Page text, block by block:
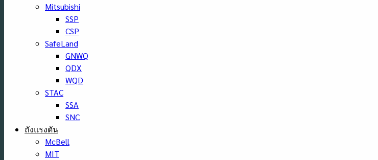
Mitsubishi
SSP
CSP
SafeLand
GNWQ
QDX
WQD
STAC
SSA
SNC
ถังแรงดัน
McBell
MIT